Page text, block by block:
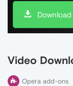
Video
Opera add-ons